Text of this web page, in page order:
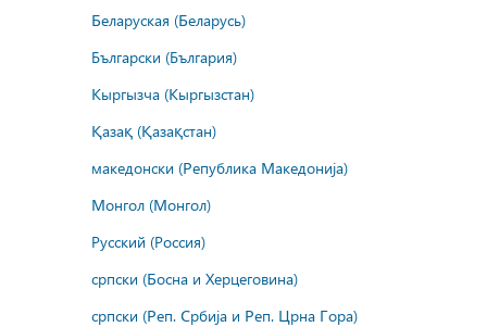
Беларуская (Беларусь)
Български (България)
Кыргызча (Кыргызстан)
Қазақ (Қазақстан)
македонски (Република Македонија)
Монгол (Монгол)
Русский (Россия)
српски (Босна и Херцеговина)
српски (Реп. Србија и Реп. Црна Гора)